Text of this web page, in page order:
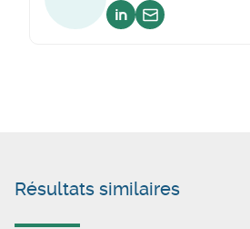
Voir sur linkedin
Envoyer un email
Résultats similaires